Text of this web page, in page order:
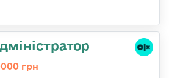
грн